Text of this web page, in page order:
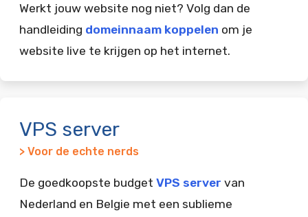
Werkt jouw website nog niet? Volg dan de
handleiding domeinnaam koppelen om je
website live te krijgen op het internet.
VPS server
> Voor de echte nerds
De goedkoopste budget VPS server van
Nederland en Belgie met een sublieme